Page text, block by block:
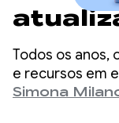
Todos os anos,
e recursos em
incluindo o
Simona